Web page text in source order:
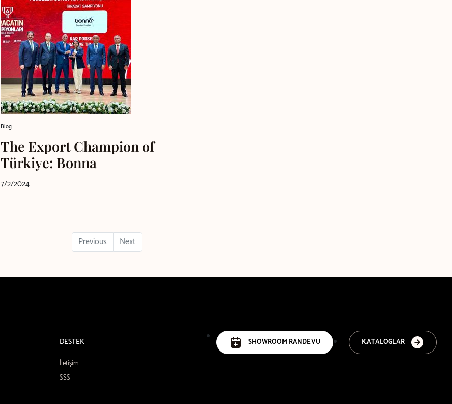
Blog
The Export Champion of
Türkiye: Bonna
7/2/2024
Previous Next
DESTEK
İletişim
SSS
KATALOGLAR
SHOWROOM RANDEVU